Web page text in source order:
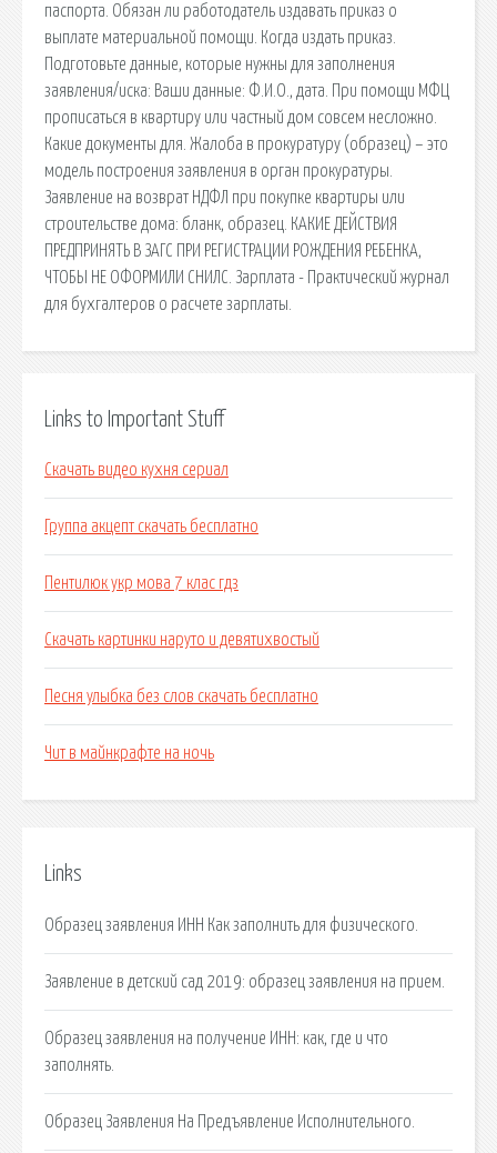
паспорта. Обязан ли работодатель издавать приказ о
выплате материальной помощи. Когда издать приказ.
Подготовьте данные, которые нужны для заполнения
заявления/иска: Ваши данные: Ф.И.О., дата. При помощи МФЦ
прописаться в квартиру или частный дом совсем несложно.
Какие документы для. Жалоба в прокуратуру (образец) – это
модель построения заявления в орган прокуратуры.
Заявление на возврат НДФЛ при покупке квартиры или
строительстве дома: бланк, образец. КАКИЕ ДЕЙСТВИЯ
ПРЕДПРИНЯТЬ В ЗАГС ПРИ РЕГИСТРАЦИИ РОЖДЕНИЯ РЕБЕНКА,
ЧТОБЫ НЕ ОФОРМИЛИ СНИЛС. Зарплата - Практический журнал
для бухгалтеров о расчете зарплаты.
Links to Important Stuff
Скачать видео кухня сериал
Группа акцепт скачать бесплатно
Пентилюк укр мова 7 клас гдз
Скачать картинки наруто и девятихвостый
Песня улыбка без слов скачать бесплатно
Чит в майнкрафте на ночь
Links
Образец заявления ИНН Как заполнить для физического.
Заявление в детский сад 2019: образец заявления на прием.
Образец заявления на получение ИНН: как, где и что
заполнять.
Образец Заявления На Предъявление Исполнительного.